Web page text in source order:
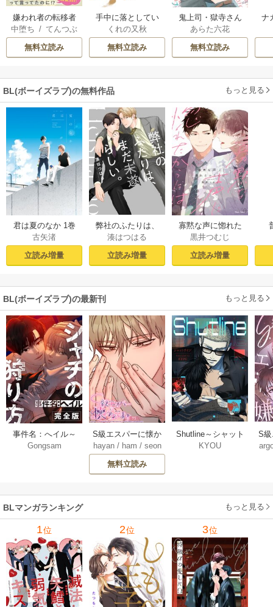
嫌われ者の転移者
は、出戻った異世
界で溺愛される
中堕ち /てんつぶ
無料立読み
手中に落としてい
いですか【単行本
版】
くれの又秋
無料立読み
鬼上司・獄寺さん
は暴かれたい。
【コミックス版】
あらた六花
無料立読み
ナ
BL(ボーイズラブ)の無料作品 もっと見る
君は夏のなか 1巻
古矢渚
立読み増量
弊社のふたりは、
まだ未遂らしい。
１【コミックシー
モア限定描き下ろ
湊はつはる
立読み増量
寡黙な声に惚れた
からには【おまけ
付き電子限定版】
黒井つむじ
立読み増量
BL(ボーイズラブ)の最新刊 もっと見る
事件名：へイル～
シャチの狩り方～
Gongsam
S級エスパーに懐か
れてます【タテヨ
ミ】 75巻
hayan/ ham / seon
eedyou
無料立読み
Shutline～シャット
ライン～【タテヨ
KYOU
S
れ
BLマンガランキング もっと見る
1位 2位 3位